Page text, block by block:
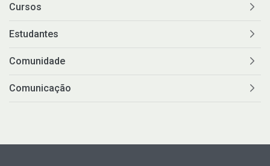
Cursos
Estudantes
Comunidade
Comunicação